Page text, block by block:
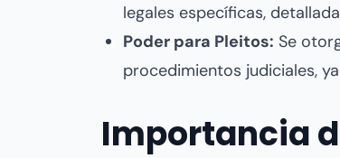
legales específicas,
Poder para Pleitos: Se
procedimientos judiciales,
Importancia